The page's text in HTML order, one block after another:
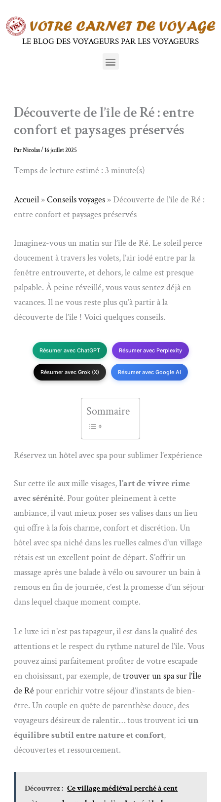
au
contenuLE BLOG DES VOYAGEURS PAR LES VOYAGEURS
Menu
Découverte de l’île de Ré : entre
confort et paysages préservés
ParNicolas/16 juillet 2025
Temps de lecture estimé : 3 minute(s)
Accueil»Conseils voyages» Découverte de l’île de Ré :
entre confort et paysages préservés
Imaginez-vous un matin sur l’île de Ré. Le soleil perce
doucement à travers les volets, l’air iodé entre par la
fenêtre entrouverte, et dehors, le calme est presque
palpable. À peine réveillé, vous vous sentez déjà en
vacances. Il ne vous reste plus qu’à partir à la
découverte de l’île ! Voici quelques conseils.
Résumer avec ChatGPT Résumer avec Perplexity
Résumer avec Grok (X) Résumer avec Google AI
Sommaire
Réservez un hôtel avec spa pour sublimer l’expérience
Sur cette île aux mille visages,l’art de vivre rime
avec sérénité. Pour goûter pleinement à cette
ambiance, il vaut mieux poser ses valises dans un lieu
qui offre à la fois charme, confort et discrétion. Un
hôtel avec spa niché dans les ruelles calmes d’un village
rétais est un excellent point de départ. S’offrir un
massage après une balade à vélo ou savourer un bain à
remous en fin de journée, c’est la promesse d’un séjour
dans lequel chaque moment compte.
Le luxe ici n’est pas tapageur, il est dans la qualité des
attentions et le respect du rythme naturel de l’île. Vous
pouvez ainsi parfaitement profiter de votre escapade
en choisissant, par exemple, detrouver un spa sur l’Île
de Ré pour enrichir votre séjour d’instants de bien-
être. Un couple en quête de parenthèse douce, des
voyageurs désireux de ralentir… tous trouvent iciun
équilibre subtil entre nature et confort,
découvertes et ressourcement.
Découvrez : Ce village médiéval perché à cent